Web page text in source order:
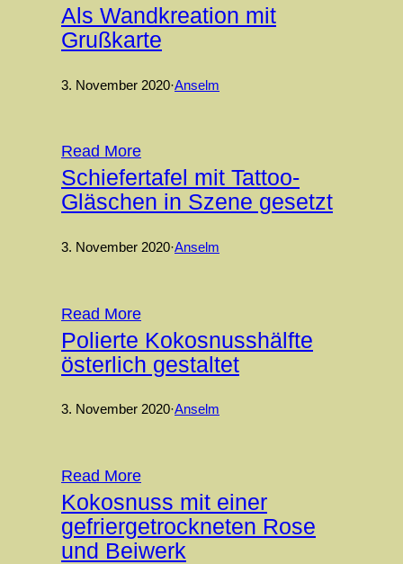
Als Wandkreation mit
Grußkarte
3. November 2020·Anselm
Read More
Schiefertafel mit Tattoo-
Gläschen in Szene gesetzt
3. November 2020·Anselm
Read More
Polierte Kokosnusshälfte
österlich gestaltet
3. November 2020·Anselm
Read More
Kokosnuss mit einer
gefriergetrockneten Rose
und Beiwerk